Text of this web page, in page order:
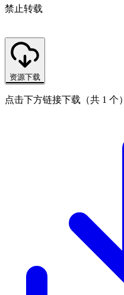
禁止转载
资源下载
点击下方链接下载（共 1 个）